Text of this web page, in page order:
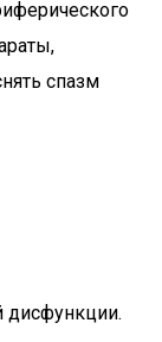
спазм
дисфункции.